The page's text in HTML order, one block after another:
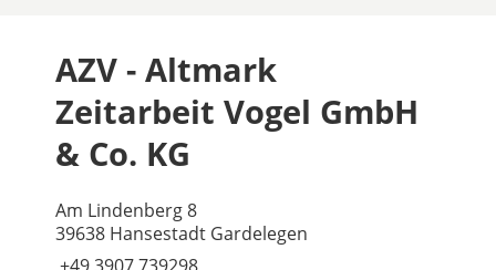
AZV - Altmark
Zeitarbeit Vogel GmbH
& Co. KG
Am Lindenberg 8
39638 Hansestadt Gardelegen
+49 3907 739298